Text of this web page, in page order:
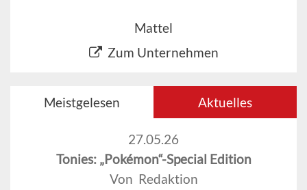
Mattel
Zum Unternehmen
Meistgelesen Aktuelles
27.05.26
Tonies: „Pokémon“-Special Edition
Von Redaktion